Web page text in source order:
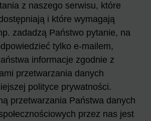
z naszego serwisu, które
i które wymagają
zadadzą Państwo pytanie, na
tylko e-mailem,
informacje zgodnie z
przetwarzania danych
polityce prywatności.
przetwarzania Państwa danych
przez nas jest